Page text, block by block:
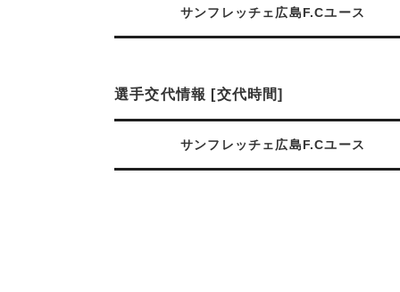
サンフレッチェ広島F.Cユース
選手交代情報 [交代時間]
サンフレッチェ広島F.Cユース